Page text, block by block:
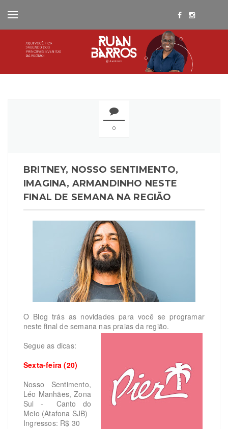
0
BRITNEY, NOSSO SENTIMENTO,
IMAGINA, ARMANDINHO NESTE
FINAL DE SEMANA NA REGIÃO
O Blog trás as novidades para você se programar
neste final de semana nas praias da região.
Segue as dicas:
Sexta-feira (20)
Nosso Sentimento,
Léo Manhães, Zona
Sul - Canto do
Meio (Atafona SJB)
Ingressos: R$ 30